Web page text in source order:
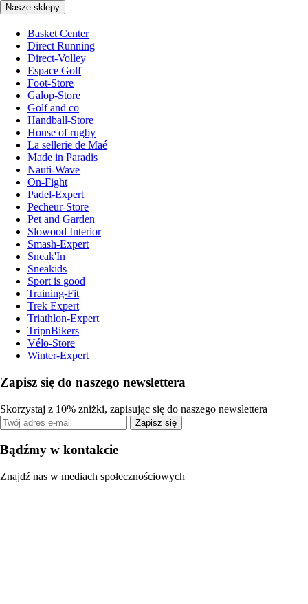
Nasze sklepy
Basket Center
Direct Running
Direct-Volley
Espace Golf
Foot-Store
Galop-Store
Golf and co
Handball-Store
House of rugby
La sellerie de Maé
Made in Paradis
Nauti-Wave
On-Fight
Padel-Expert
Pecheur-Store
Pet and Garden
Slowood Interior
Smash-Expert
Sneak'In
Sneakids
Sport is good
Training-Fit
Trek Expert
Triathlon-Expert
TripnBikers
Vélo-Store
Winter-Expert
Zapisz się do naszego newslettera
Skorzystaj z 10% zniżki, zapisując się do naszego newslettera
Zapisz się
Bądźmy w kontakcie
Znajdź nas w mediach społecznościowych